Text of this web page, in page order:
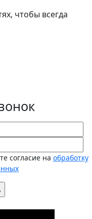
чтобы всегда
согласие на обработку